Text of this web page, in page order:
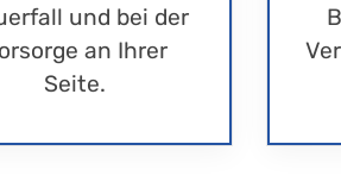
und bei der
an Ihrer
Seite.